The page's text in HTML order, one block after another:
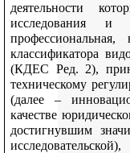
деятельности
исследования и
классификатора
(КДЕС Ред. 2),
техническому
(далее –
качестве
достигнувшим